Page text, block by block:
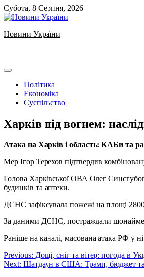
Skip
to
Субота, 8 Серпня, 2026
Новини України
Політика
Економіка
Суспільство
Харків під вогнем:
Атака на Харків і область: КАБи та
Мер Ігор Терехов підтвердив
Голова Харківської ОВА Олег
будинків та аптеки.
ДСНС зафіксувала пожежі на площі 2800
За даними ДСНС, постраждали
Раніше на каналі, масована атака РФ у
Навігація
записів
Previous: Дощі, сніг та вітер: погода в
Next: Шатдаун в США: Трамп, бюджет та